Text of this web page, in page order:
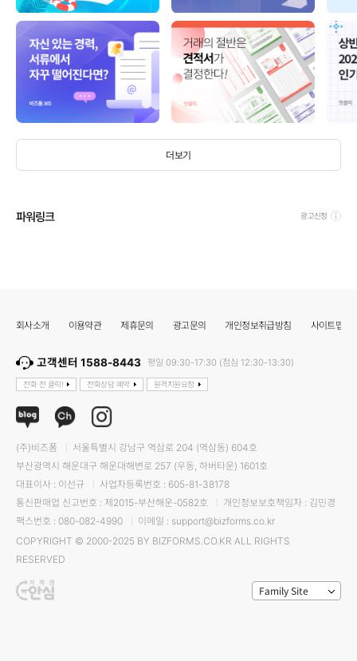
더보기
파워링크 광고신청
회사소개 이용약관 제휴문의 광고문의 개인정보취급방침 사이트맵
고객센터 1588-8443 평일 09:30-17:30 (점심 12:30-13:30)
전화 전 클릭! 전화상담 예약 원격지원요청
(주)비즈폼
서울특별시 강남구 역삼로 204 (역삼동) 604호
부산광역시 해운대구 해운대해변로 257 (우동, 하버타운) 1601호
대표이사 : 이선규
사업자등록번호 : 605-81-38178
통신판매업 신고번호 : 제2015-부산해운-0582호
개인정보보호책임자 : 김민경
팩스번호 : 080-082-4990
이메일 : support@bizforms.co.kr
COPYRIGHT © 2000-2025 BY BIZFORMS.CO.KR ALL RIGHTS
RESERVED
Family Site